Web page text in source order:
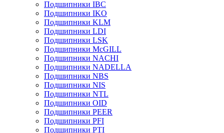
Подшипники IBC
Подшипники IKO
Подшипники KLM
Подшипники LDI
Подшипники LSK
Подшипники McGILL
Подшипники NACHI
Подшипники NADELLA
Подшипники NBS
Подшипники NIS
Подшипники NTL
Подшипники OID
Подшипники PEER
Подшипники PFI
Подшипники PTI